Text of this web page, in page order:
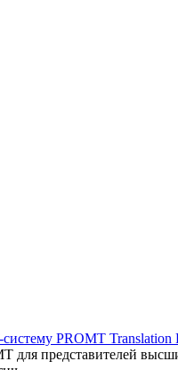
PROMT Translation
представителей